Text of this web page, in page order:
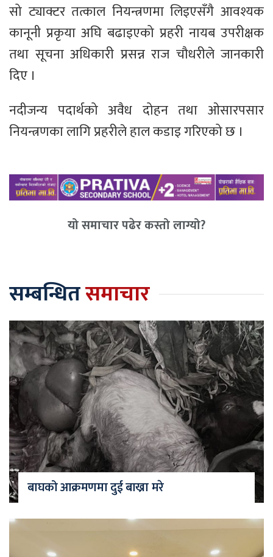
सो ट्याक्टर तत्काल नियन्त्रणमा लिइएसँगै आवश्यक
कानूनी प्रकृया अघि बढाइएको प्रहरी नायब उपरीक्षक
तथा सूचना अधिकारी प्रसन्न राज चौधरीले जानकारी
दिए ।
नदीजन्य पदार्थको अवैध दोहन तथा ओसारपसार
नियन्त्रणका लागि प्रहरीले हाल कडाइ गरिएको छ ।
यो समाचार पढेर कस्तो लाग्यो?
सम्बन्धितसमाचार
बाघको आक्रमणमा दुई बाख्रा मरे